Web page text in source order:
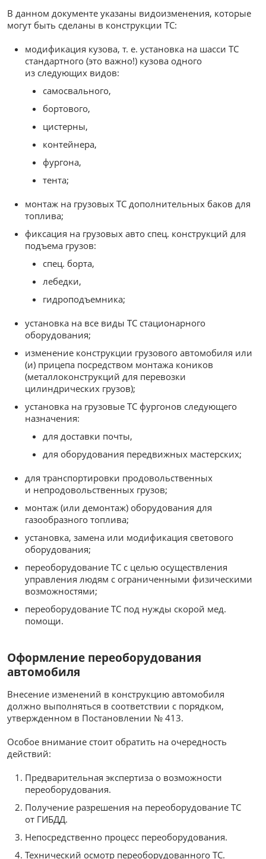
В данном документе указаны видоизменения, которые
могут быть сделаны в конструкции ТС:
модификация кузова, т. е. установка на шасси ТС
стандартного (это важно!) кузова одного
из следующих видов:
самосвального,
бортового,
цистерны,
контейнера,
фургона,
тента;
монтаж на грузовых ТС дополнительных баков для
топлива;
фиксация на грузовых авто спец. конструкций для
подъема грузов:
спец. борта,
лебедки,
гидроподъемника;
установка на все виды ТС стационарного
оборудования;
изменение конструкции грузового автомобиля или
(и) прицепа посредством монтажа коников
(металлоконструкций для перевозки
цилиндрических грузов);
установка на грузовые ТС фургонов следующего
назначения:
для доставки почты,
для оборудования передвижных мастерских;
для транспортировки продовольственных
и непродовольственных грузов;
монтаж (или демонтаж) оборудования для
газообразного топлива;
установка, замена или модификация светового
оборудования;
переоборудование ТС с целью осуществления
управления людям с ограниченными физическими
возможностями;
переоборудование ТС под нужды скорой мед.
помощи.
Оформление переоборудования
автомобиля
Внесение изменений в конструкцию автомобиля
должно выполняться в соответствии с порядком,
утвержденном в Постановлении № 413.
Особое внимание стоит обратить на очередность
действий:
Предварительная экспертиза о возможности
переоборудования.
Получение разрешения на переоборудование ТС
от ГИБДД.
Непосредственно процесс переоборудования.
Технический осмотр переоборудованного ТС.